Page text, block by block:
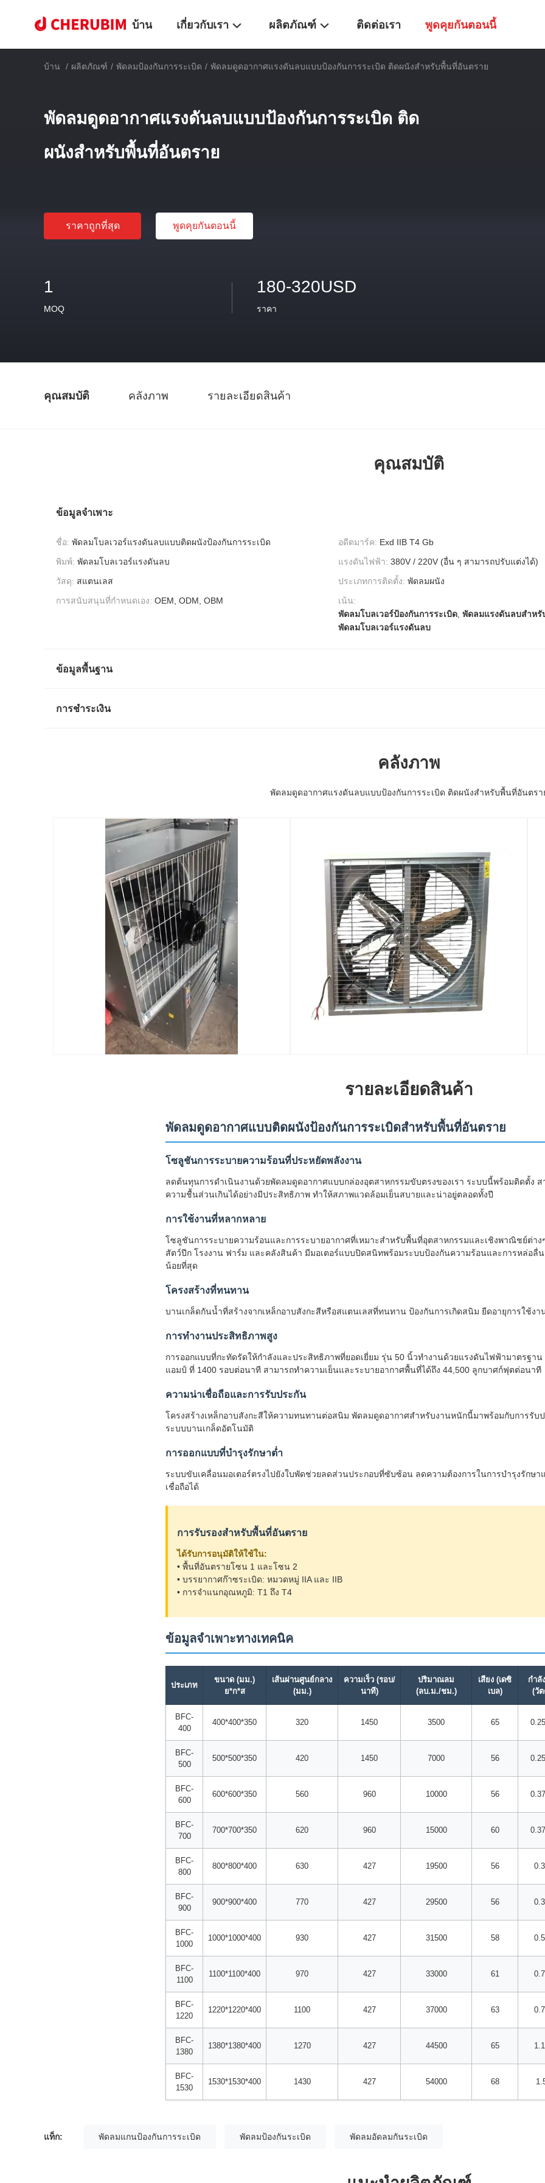
บ้าน เกี่ยวกับเรา ผลิตภัณฑ์ ติดต่อเรา พูดคุยกันตอนนี้
บ้าน / ผลิตภัณฑ์ / พัดลมป้องกันการระเบิด / พัดลมดูดอากาศแรงดันลบแบบป้องกันการระเบิด ติดผนังสำหรับพื้นที่อันตราย
พัดลมดูดอากาศแรงดันลบแบบป้องกันการระเบิด ติด
ผนังสำหรับพื้นที่อันตราย
ราคาถูกที่สุด พูดคุยกันตอนนี้
1
MOQ
180-320USD
ราคา
คุณสมบัติ คลังภาพ รายละเอียดสินค้า
คุณสมบัติ
ข้อมูลจำเพาะ
ชื่อ: พัดลมโบลเวอร์แรงดันลบแบบติดผนังป้องกันการระเบิด อดีตมาร์ค: Exd IIB T4 Gb
พิมพ์: พัดลมโบลเวอร์แรงดันลบ แรงดันไฟฟ้า: 380V / 220V (อื่น ๆ สามารถปรับแต่งได้)
วัสดุ: สแตนเลส ประเภทการติดตั้ง: พัดลมผนัง
การสนับสนุนที่กำหนดเอง: OEM, ODM, OBM
เน้น:
พัดลมโบลเวอร์ป้องกันการระเบิด พัดลมแรงดันลบสำหรั
พัดลมโบลเวอร์แรงดันลบ
ข้อมูลพื้นฐาน
การชำระเงิน
คลังภาพ
พัดลมดูดอากาศแรงดันลบแบบป้องกันการระเบิด ติดผนังสำหรับพื้นที่อันตรา
รายละเอียดสินค้า
พัดลมดูดอากาศแบบติดผนังป้องกันการระเบิดสำหรับพื้นที่อันตราย
โซลูชันการระบายความร้อนที่ประหยัดพลังงาน
ลดต้นทุนการดำเนินงานด้วยพัดลมดูดอากาศแบบกล่องอุตสาหกรรมขับตรงของเรา ระบบนี้พร้อมติดตั้ง
ความชื้นส่วนเกินได้อย่างมีประสิทธิภาพ ทำให้สภาพแวดล้อมเย็นสบายและน่าอยู่ตลอดทั้งปี
การใช้งานที่หลากหลาย
โซลูชันการระบายความร้อนและการระบายอากาศที่เหมาะสำหรับพื้นที่อุตสาหกรรมและเชิงพาณิชย์ต่างๆ
สัตว์ปีก โรงงาน ฟาร์ม และคลังสินค้า มีมอเตอร์แบบปิดสนิทพร้อมระบบป้องกันความร้อนและการหล่อลื่น
น้อยที่สุด
โครงสร้างที่ทนทาน
บานเกล็ดกันน้ำที่สร้างจากเหล็กอาบสังกะสีหรือสแตนเลสที่ทนทาน ป้องกันการเกิดสนิม ยืดอายุการใช้งา
การทำงานประสิทธิภาพสูง
การออกแบบที่กะทัดรัดให้กำลังและประสิทธิภาพที่ยอดเยี่ยม รุ่น 50 นิ้วทำงานด้วยแรงดันไฟฟ้ามาตรฐาน
แอมป์ ที่ 1400 รอบต่อนาที สามารถทำความเย็นและระบายอากาศพื้นที่ได้ถึง 44,500 ลูกบาศก์ฟุตต่อนาที
ความน่าเชื่อถือและการรับประกัน
โครงสร้างเหล็กอาบสังกะสีให้ความทนทานต่อสนิม พัดลมดูดอากาศสำหรับงานหนักนี้มาพร้อมกับการรับ
ระบบบานเกล็ดอัตโนมัติ
การออกแบบที่บำรุงรักษาต่ำ
ระบบขับเคลื่อนมอเตอร์ตรงไปยังใบพัดช่วยลดส่วนประกอบที่ซับซ้อน ลดความต้องการในการบำรุงรักษ
เชื่อถือได้
การรับรองสำหรับพื้นที่อันตราย
ได้รับการอนุมัติให้ใช้ใน:
• พื้นที่อันตรายโซน 1 และโซน 2
• บรรยากาศก๊าซระเบิด: หมวดหมู่ IIA และ IIB
• การจำแนกอุณหภูมิ: T1 ถึง T4
ข้อมูลจำเพาะทางเทคนิค
ประเภท
ขนาด (มม.)
ย*ก*ส
เส้นผ่านศูนย์กลาง
(มม.)
ความเร็ว (รอบ/
นาที)
ปริมาณลม
(ลบ.ม./ชม.)
เสียง (เดซิ
เบล)
กำลั
(วั
BFC-
400
400*400*350 320 1450 3500 65
BFC-
500
500*500*350 420 1450 7000 56
BFC-
600
600*600*350 560 960 10000 56
BFC-
700
700*700*350 620 960 15000 60
BFC-
800
800*800*400 630 427 19500 56
BFC-
900
900*900*400 770 427 29500 56
BFC-
1000
1000*1000*400 930 427 31500 58
BFC-
1100
1100*1100*400 970 427 33000 61
BFC-
1220
1220*1220*400 1100 427 37000 63
BFC-
1380
1380*1380*400 1270 427 44500 65
BFC-
1530
1530*1530*400 1430 427 54000 68
แท็ก: พัดลมแกนป้องกันการระเบิด พัดลมป้องกันระเบิด พัดลมอัดลมกันระเบิด